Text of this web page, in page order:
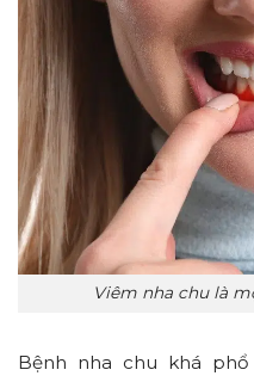
Viêm nha chu là
Bệnh nha chu khá